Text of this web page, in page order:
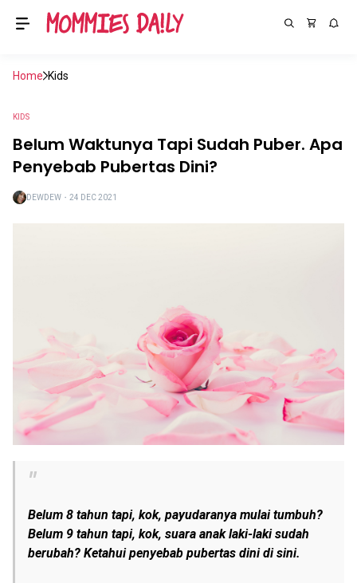
Home Kids
KIDS
Belum Waktunya Tapi Sudah Puber. Apa
Penyebab Pubertas Dini?
DEWDEW ・ 24 DEC 2021
Belum 8 tahun tapi, kok, payudaranya mulai tumbuh?
Belum 9 tahun tapi, kok, suara anak laki-laki sudah
berubah? Ketahui penyebab pubertas dini di sini.